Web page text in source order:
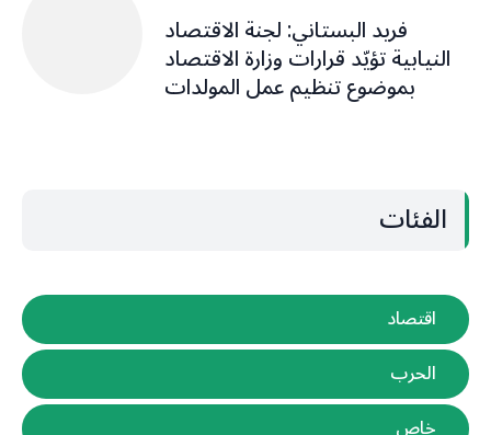
فريد البستاني: لجنة الاقتصاد
النيابية تؤيّد قرارات وزارة الاقتصاد
بموضوع تنظيم عمل المولدات
الفئات
اقتصاد
الحرب